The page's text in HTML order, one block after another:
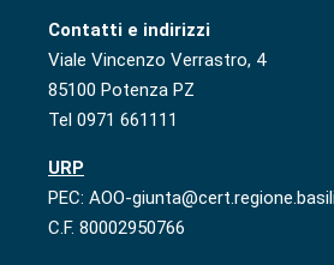
Contatti e indirizzi
Viale Vincenzo Verrastro, 4
85100 Potenza PZ
Tel 0971 661111
URP
PEC: AOO-
C.F. 80002950766